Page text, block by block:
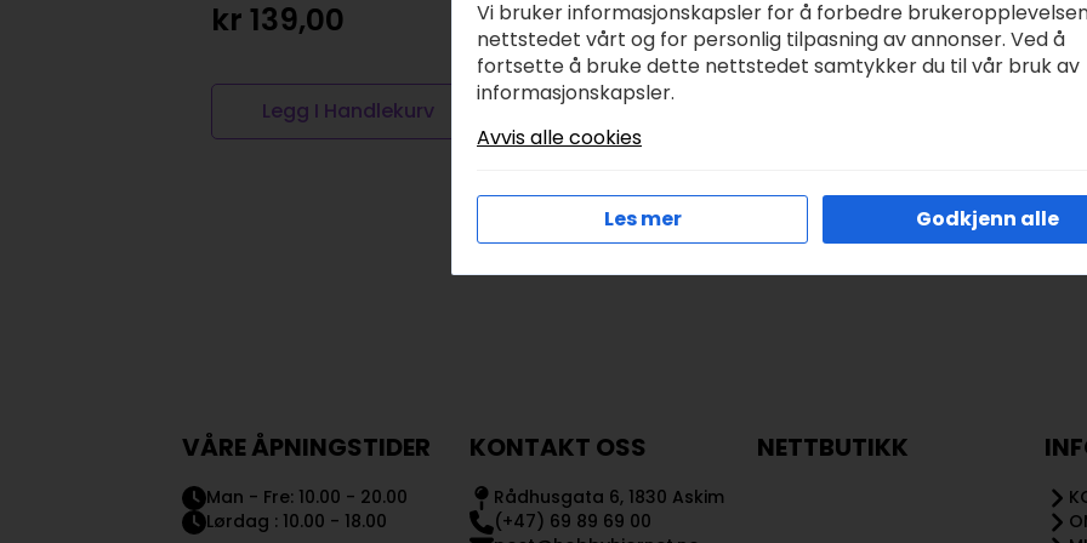
kr 139,00
Legg I Handlekurv Legg I Handlekurv
kr79,00
VÅRE ÅPNINGSTIDER
Man - Fre: 10.00 - 20.00
Lørdag : 10.00 - 18.00
KONTAKT OSS
Rådhusgata 6, 1830 Askim
(+47) 69 89 69 00
NETTBUTIKK
Vi bruker informasjonskapsler for å forbedre
nettstedet vårt og for personlig tilpasning av annonser. Ved å
fortsette å bruke dette nettstedet samtykker du til vår bruk av
informasjonskapsler.
Avvis alle cookies
Les mer Godkjenn alle